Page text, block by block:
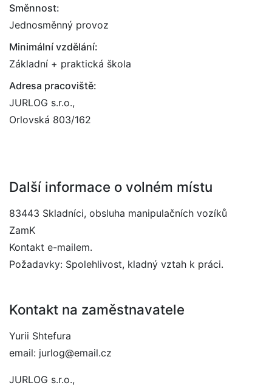
Směnnost:
Jednosměnný provoz
Minimální vzdělání:
Základní + praktická škola
Adresa pracoviště:
JURLOG s.r.o.,
Orlovská 803/162
Další informace o volném místu
83443 Skladníci, obsluha manipulačních vozíků
ZamK
Kontakt e-mailem.
Požadavky: Spolehlivost, kladný vztah k práci.
Kontakt na zaměstnavatele
Yurii Shtefura
email: jurlog@email.cz
JURLOG s.r.o.,